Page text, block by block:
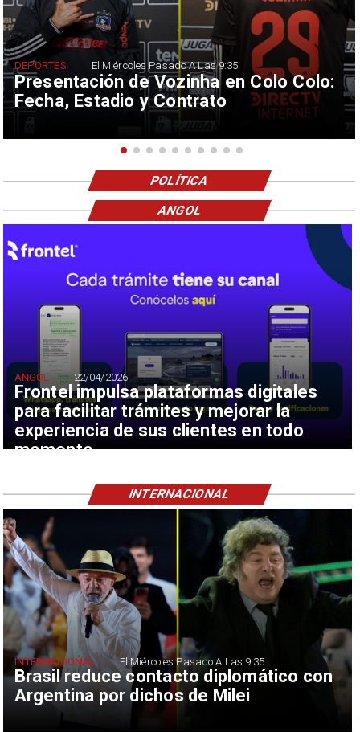
Presentación de Vozinha en Colo Colo:
Fecha, Estadio y Contrato
DEPORTES El Miércoles Pasado A Las 9:35
POLÍTICA
Frontel impulsa plataformas digitales
para facilitar trámites y mejorar la
experiencia de sus clientes en todo
momento
ANGOL 22/04/2026
ANGOL
Brasil reduce contacto diplomático con
Argentina por dichos de Milei
INTERNACIONAL El Miércoles Pasado A Las 9:35
INTERNACIONAL